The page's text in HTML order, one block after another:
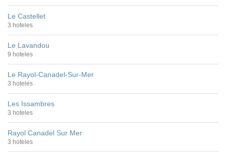
Le Castellet
3 hoteles
Le Lavandou
9 hoteles
Le Rayol-Canadel-Sur-Mer
3 hoteles
Les Issambres
3 hoteles
Rayol Canadel Sur Mer
3 hoteles